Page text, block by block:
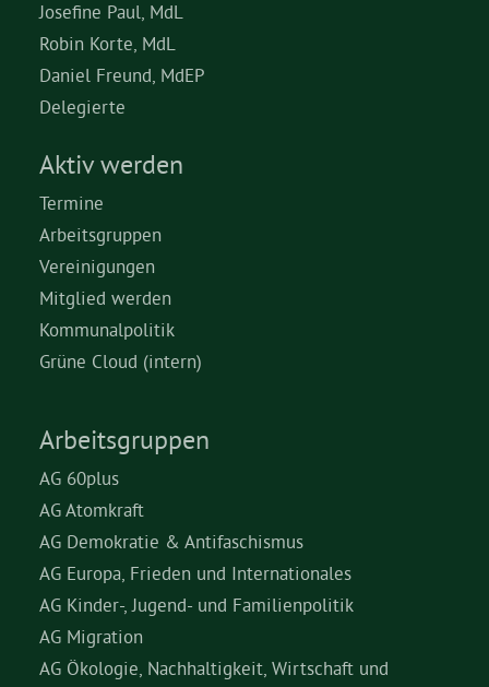
Josefine Paul, MdL
Robin Korte, MdL
Daniel Freund, MdEP
Delegierte
Aktiv werden
Termine
Arbeitsgruppen
Vereinigungen
Mitglied werden
Kommunalpolitik
Grüne Cloud (intern)
Arbeitsgruppen
AG 60plus
AG Atomkraft
AG Demokratie & Antifaschismus
AG Europa, Frieden und Internationales
AG Kinder-, Jugend- und Familienpolitik
AG Migration
AG Ökologie, Nachhaltigkeit, Wirtschaft und